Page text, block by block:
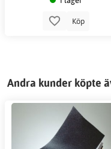
Köp
Andra kunder köpte